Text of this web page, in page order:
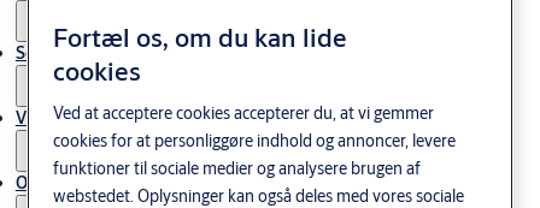
Service
Viden og cases
Om os
Fortæl os, om du kan lide
cookies
Ved at acceptere cookies accepterer du, at vi gemmer
cookies for at personliggøre indhold og annoncer, levere
funktioner til sociale medier og analysere brugen af
webstedet. Oplysninger kan også deles med vores sociale